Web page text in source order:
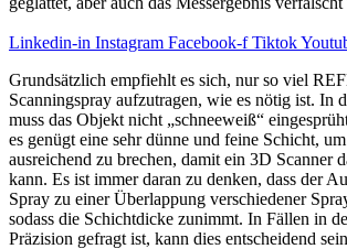
Linkedin-in Instagram Facebook-f Tiktok
Grundsätzlich empfiehlt es sich, nur so viel
Scanningspray aufzutragen, wie es nötig ist. In
muss das Objekt nicht „schneeweiß“
es genügt eine sehr dünne und feine Schicht,
ausreichend zu brechen, damit ein 3D Scanner
kann. Es ist immer daran zu denken, dass der
Spray zu einer Überlappung verschiedener
sodass die Schichtdicke zunimmt. In Fällen in
Präzision gefragt ist, kann dies entscheidend